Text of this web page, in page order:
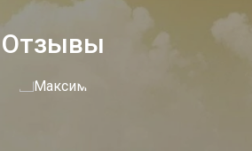
Отзывы